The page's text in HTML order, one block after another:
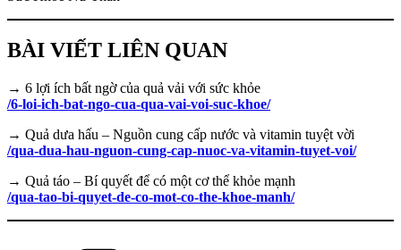
BÀI VIẾT LIÊN QUAN
→ 6 lợi ích bất ngờ của quả vải với sức khỏe
/6-loi-ich-bat-ngo-cua-qua-vai-voi-suc-khoe/
→ Quả dưa hấu – Nguồn cung cấp nước và vitamin tuyệt vời
/qua-dua-hau-nguon-cung-cap-nuoc-va-vitamin-tuyet-voi/
→ Quả táo – Bí quyết để có một cơ thể khỏe mạnh
/qua-tao-bi-quyet-de-co-mot-co-the-khoe-manh/